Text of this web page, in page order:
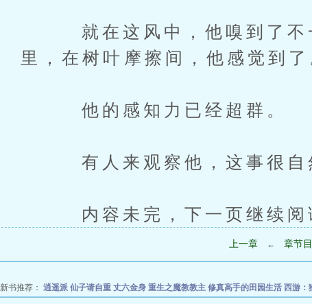
就在这风中，他嗅到了不一
里，在树叶摩擦间，他感觉到了
他的感知力已经超群。
有人来观察他，这事很自
内容未完，下一页继续阅
上一章 ← 章节
新书推荐： 逍遥派 仙子请自重 丈六金身 重生之魔教教主 修真高手的田园生活 西游：